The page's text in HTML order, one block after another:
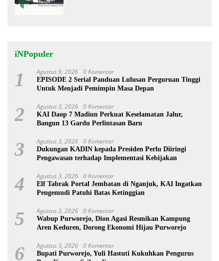
iNPopuler
1 Agustus 9, 2026 0 Komentar
EPISODE 2 Serial Panduan Lulusan Perguruan Tinggi
Untuk Menjadi Pemimpin Masa Depan
2 Agustus 3, 2026 0 Komentar
KAI Daop 7 Madiun Perkuat Keselamatan Jalur,
Bangun 13 Gardu Perlintasan Baru
3 Agustus 3, 2026 0 Komentar
Dukungan KADIN kepada Presiden Perlu Diiringi
Pengawasan terhadap Implementasi Kebijakan
4 Agustus 3, 2026 0 Komentar
Elf Tabrak Portal Jembatan di Nganjuk, KAI Ingatkan
Pengemudi Patuhi Batas Ketinggian
5 Agustus 3, 2026 0 Komentar
Wabup Purworejo, Dion Agasi Resmikan Kampung
Aren Keduren, Dorong Ekonomi Hijau Purworejo
6 Agustus 3, 2026 0 Komentar
Bupati Purworejo, Yuli Hastuti Kukuhkan Pengurus